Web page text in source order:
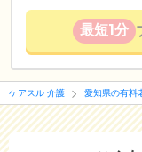
最短1分
ケアスル 介護 愛知県の有料